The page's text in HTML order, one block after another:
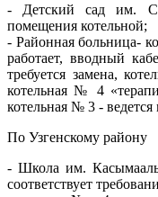
- Детский сад им.
помещения котельной;
- Районная больница-
работает, вводный
требуется замена,
котельная № 4
котельная № 3 - ведется
По Узгенскому району
- Школа им.
соответствует